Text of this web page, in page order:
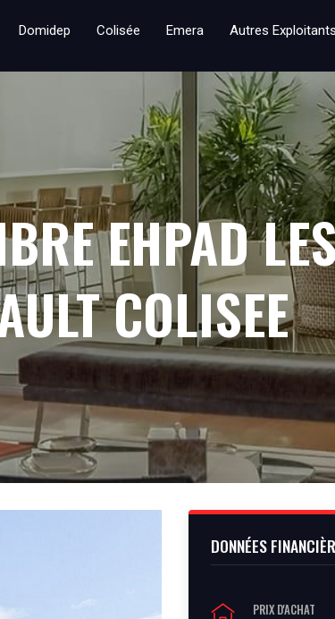
Domidep Colisée Emera Autres Exploitants
EHPAD
COLISEE
DONNÉES
PRIX D'ACHAT